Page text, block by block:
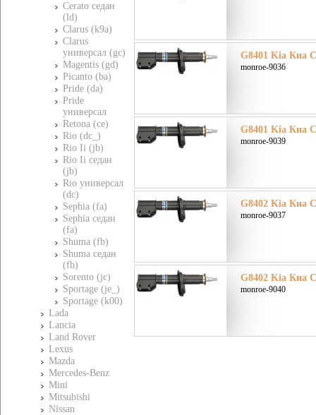
Cerato седан
(ld)
Clarus (k9a)
Clarus
универсал (gc)
Magentis (gd)
Picanto (ba)
Pride (da)
Pride
универсал
Retona (ce)
Rio (dc_)
Rio Ii (jb)
Rio Ii седан
(jb)
Rio универсал
(dc)
Sephia (fa)
Sephia седан
(fa)
Shuma (fb)
Shuma седан
(fb)
Sorento (jc)
Sportage (je_)
Sportage (k00)
Lada
Lancia
Land Rover
Lexus
Mazda
Mercedes-Benz
Mini
Mitsubishi
Nissan
G8401 Kia Киа
monroe-9036
G8401 Kia Киа
monroe-9039
G8402 Kia Киа
monroe-9037
G8402 Kia Киа
monroe-9040